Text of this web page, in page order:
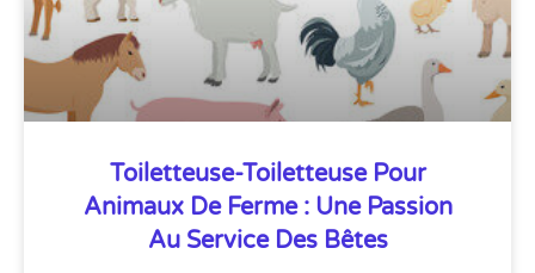
Toiletteuse-Toiletteuse Pour
Animaux De Ferme : Une Passion
Au Service Des Bêtes